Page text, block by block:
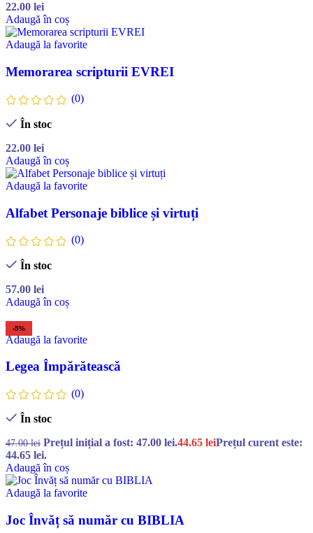
22.00 lei
Adaugă în coș
Adaugă la favorite
Memorarea scripturii EVREI
(0)
În stoc
22.00 lei
Adaugă în coș
Adaugă la favorite
Alfabet Personaje biblice și virtuți
(0)
În stoc
57.00 lei
Adaugă în coș
-5%
Adaugă la favorite
Legea Împărătească
(0)
În stoc
47.00lei Prețul inițial a fost: 47.00 lei.44.65 leiPrețul curent este:
44.65 lei.
Adaugă în coș
Adaugă la favorite
Joc Învăț să număr cu BIBLIA